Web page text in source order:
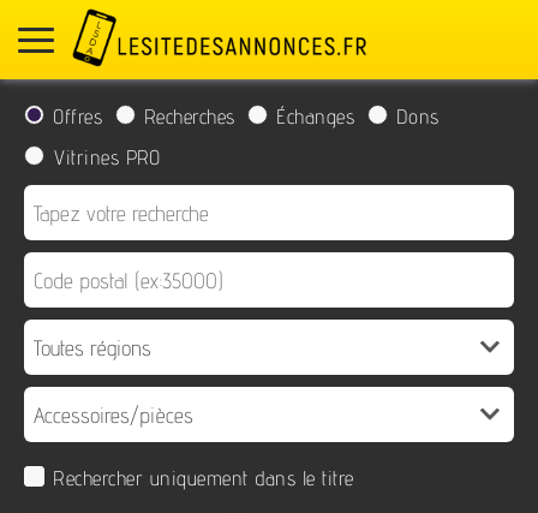
Offres Recherches Échanges
Dons
Vitrines PRO
Rechercher uniquement dans le titre